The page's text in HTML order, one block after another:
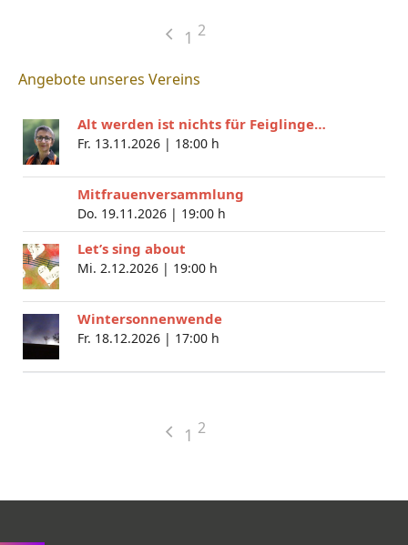
1 2
Angebote unseres Vereins
Alt werden ist nichts für Feiglinge…
Fr. 13.11.2026 | 18:00 h
Mitfrauenversammlung
Do. 19.11.2026 | 19:00 h
Let’s sing about
Mi. 2.12.2026 | 19:00 h
Wintersonnenwende
Fr. 18.12.2026 | 17:00 h
1 2